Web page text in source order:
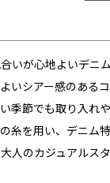
いが心地よいデニ
いシアー感のある
季節でも取り入れ
糸を用い、デニム
人のカジュアルス